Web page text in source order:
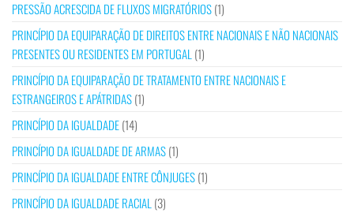
PRESSÃO ACRESCIDA DE FLUXOS MIGRATÓRIOS(1)
PRINCÍPIO DA EQUIPARAÇÃO DE DIREITOS ENTRE NACIONAIS E NÃO NACIONAIS
PRESENTES OU RESIDENTES EM PORTUGAL (1)
PRINCÍPIO DA EQUIPARAÇÃO DE TRATAMENTO ENTRE NACIONAIS E
ESTRANGEIROS E APÁTRIDAS(1)
PRINCÍPIO DA IGUALDADE(14)
PRINCÍPIO DA IGUALDADE DE ARMAS(1)
PRINCÍPIO DA IGUALDADE ENTRE CÔNJUGES(1)
PRINCÍPIO DA IGUALDADE RACIAL (3)